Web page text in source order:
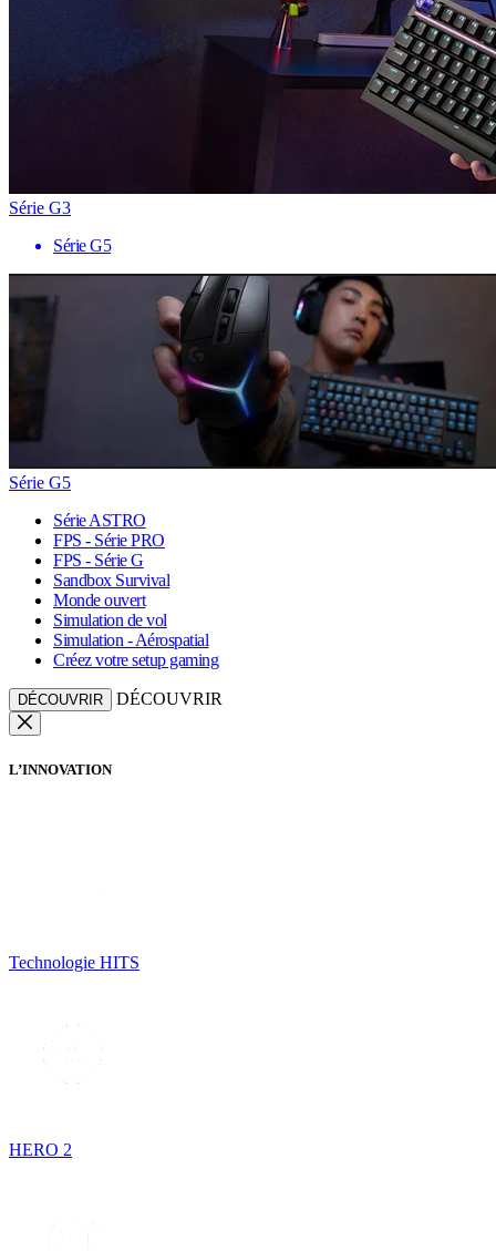
Série G3
Série G5
Série G5
Série ASTRO
FPS - Série PRO
FPS - Série G
Sandbox Survival
Monde ouvert
Simulation de vol
Simulation - Aérospatial
Créez votre setup gaming
DÉCOUVRIR DÉCOUVRIR
L’INNOVATION
Technologie HITS
HERO 2